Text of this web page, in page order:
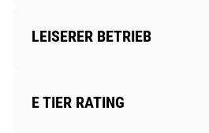
LEISERER BETRIEB
E TIER RATING